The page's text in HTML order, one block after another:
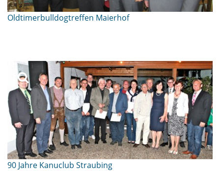
Oldtimerbulldogtreffen Maierhof
90 Jahre Kanuclub Straubing